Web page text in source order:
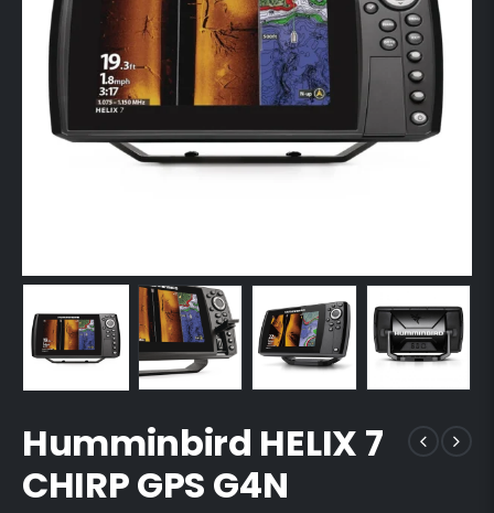
Humminbird HELIX 7
CHIRP GPS G4N